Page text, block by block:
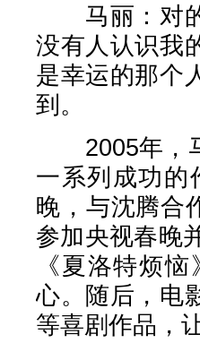
马丽：对的
没有人认识我
是幸运的那个
到。
2005年，马
一系列成功的
晚，与沈腾合
参加央视春晚
《夏洛特烦
心。随后，电
等喜剧作品，